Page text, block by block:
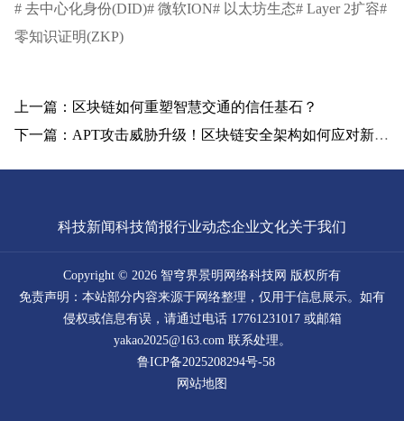
# 去中心化身份(DID)# 微软ION# 以太坊生态# Layer 2扩容#
零知识证明(ZKP)
上一篇：区块链如何重塑智慧交通的信任基石？
下一篇：APT攻击威胁升级！区块链安全架构如何应对新挑战
科技新闻科技简报行业动态企业文化关于我们
Copyright © 2026 智穹界景明网络科技网 版权所有
免责声明：本站部分内容来源于网络整理，仅用于信息展示。如有
侵权或信息有误，请通过电话 17761231017 或邮箱
yakao2025@163.com 联系处理。
鲁ICP备2025208294号-58
网站地图